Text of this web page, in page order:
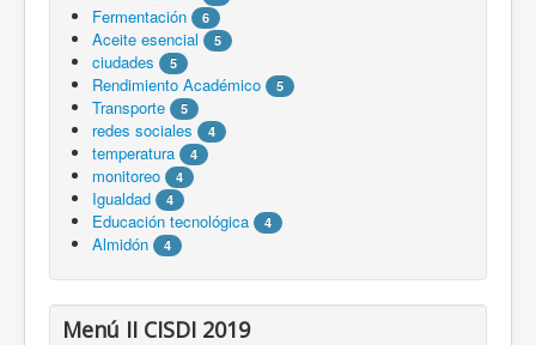
Fermentación 6
Aceite esencial 5
ciudades 5
Rendimiento Académico 5
Transporte 5
redes sociales 4
temperatura 4
monitoreo 4
Igualdad 4
Educación tecnológica 4
Almidón 4
Menú II CISDI 2019